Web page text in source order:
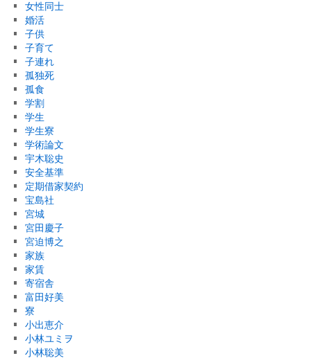
女性同士
婚活
子供
子育て
子連れ
孤独死
孤食
学割
学生
学生寮
学術論文
宇木聡史
安全基準
定期借家契約
宝島社
宮城
宮田慶子
宮迫博之
家族
家賃
寄宿舎
富田好美
寮
小出恵介
小林ユミヲ
小林聡美